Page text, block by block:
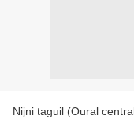
Nijni taguil (Oural